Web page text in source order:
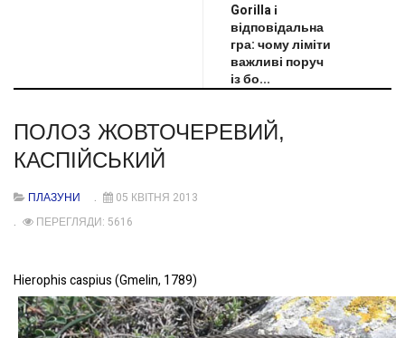
Gorilla і
відповідальна
гра: чому ліміти
важливі поруч
із бо...
ПОЛОЗ ЖОВТОЧЕРЕВИЙ,
КАСПІЙСЬКИЙ
ПЛАЗУНИ
05 КВІТНЯ 2013
ПЕРЕГЛЯДИ: 5616
Hierophis caspius (Gmelin, 1789)